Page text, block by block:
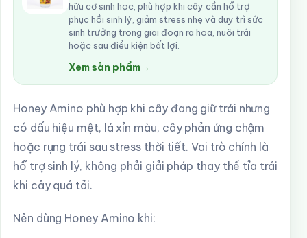
hữu cơ sinh học, phù hợp khi cây cần hỗ trợ
phục hồi sinh lý, giảm stress nhẹ và duy trì sức
sinh trưởng trong giai đoạn ra hoa, nuôi trái
hoặc sau điều kiện bất lợi.
Xem sản phẩm→
Honey Amino phù hợp khi cây đang giữ trái nhưng
có dấu hiệu mệt, lá xỉn màu, cây phản ứng chậm
hoặc rụng trái sau stress thời tiết. Vai trò chính là
hỗ trợ sinh lý, không phải giải pháp thay thế tỉa trái
khi cây quá tải.
Nên dùng Honey Amino khi: